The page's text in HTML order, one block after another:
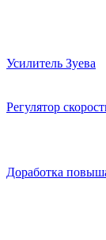
Усилитель Зуева
Регулятор
Доработка